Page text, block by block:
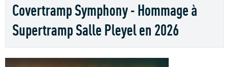
Covertramp Symphony - Hommage à
Supertramp Salle Pleyel en 2026